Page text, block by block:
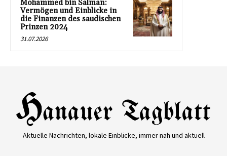
Mohammed bin Salman:
Vermögen und Einblicke in
die Finanzen des saudischen
Prinzen 2024
31.07.2026
Aktuelle Nachrichten, lokale Einblicke, immer nah und aktuell